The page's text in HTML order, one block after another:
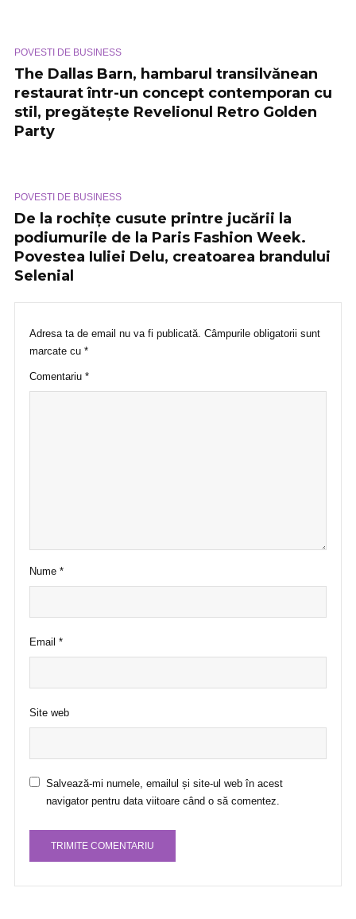
POVESTI DE BUSINESS
The Dallas Barn, hambarul transilvănean
restaurat într-un concept contemporan cu
stil, pregătește Revelionul Retro Golden
Party
POVESTI DE BUSINESS
De la rochițe cusute printre jucării la
podiumurile de la Paris Fashion Week.
Povestea Iuliei Delu, creatoarea brandului
Selenial
Adresa ta de email nu va fi publicată. Câmpurile obligatorii sunt
marcate cu *
Comentariu *
Nume *
Email *
Site web
Salvează-mi numele, emailul și site-ul web în acest
navigator pentru data viitoare când o să comentez.